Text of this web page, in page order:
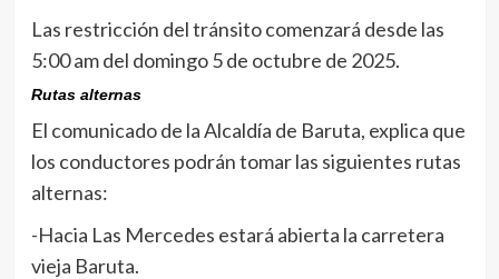
Las restricción del tránsito comenzará desde las
5:00 am del domingo 5 de octubre de 2025.
Rutas alternas
El comunicado de la Alcaldía de Baruta, explica que
los conductores podrán tomar las siguientes rutas
alternas:
-Hacia Las Mercedes estará abierta la carretera
vieja Baruta.